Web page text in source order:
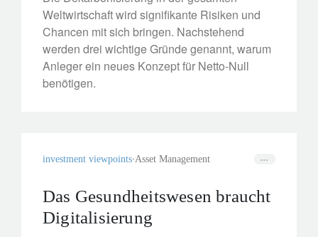
Weltwirtschaft wird signifikante Risiken und
Chancen mit sich bringen. Nachstehend
werden drei wichtige Gründe genannt, warum
Anleger ein neues Konzept für Netto-Null
benötigen.
investment viewpoints Asset Management
Das Gesundheitswesen braucht
Digitalisierung